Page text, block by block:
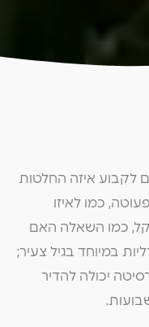
לקבוע איזה החלטות
כמו לאיזו
כמו השאלה האם
במיוחד בגיל צעיר;
יכולה להדיר